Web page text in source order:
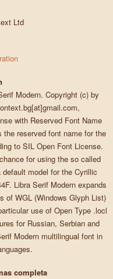
Ltd
Modern. Copyright (c) by
with Reserved Font Name
reserved font name for the
to SIL Open Font License.
for using the so called
model for the Cyrillic
Libra Serif Modern expands
of WGL (Windows Glyph List)
use of Open Type .locl
for Russian, Serbian and
Modern multilingual font in
completa